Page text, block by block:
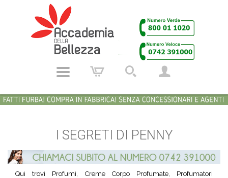
I SEGRETI DI PENNY
Qui trovi Profumi, Creme Corpo Profumate, Profumatori